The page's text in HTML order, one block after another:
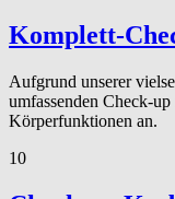
Komplett-
Aufgrund unserer
umfassenden Check-
Körperfunktionen an.
10